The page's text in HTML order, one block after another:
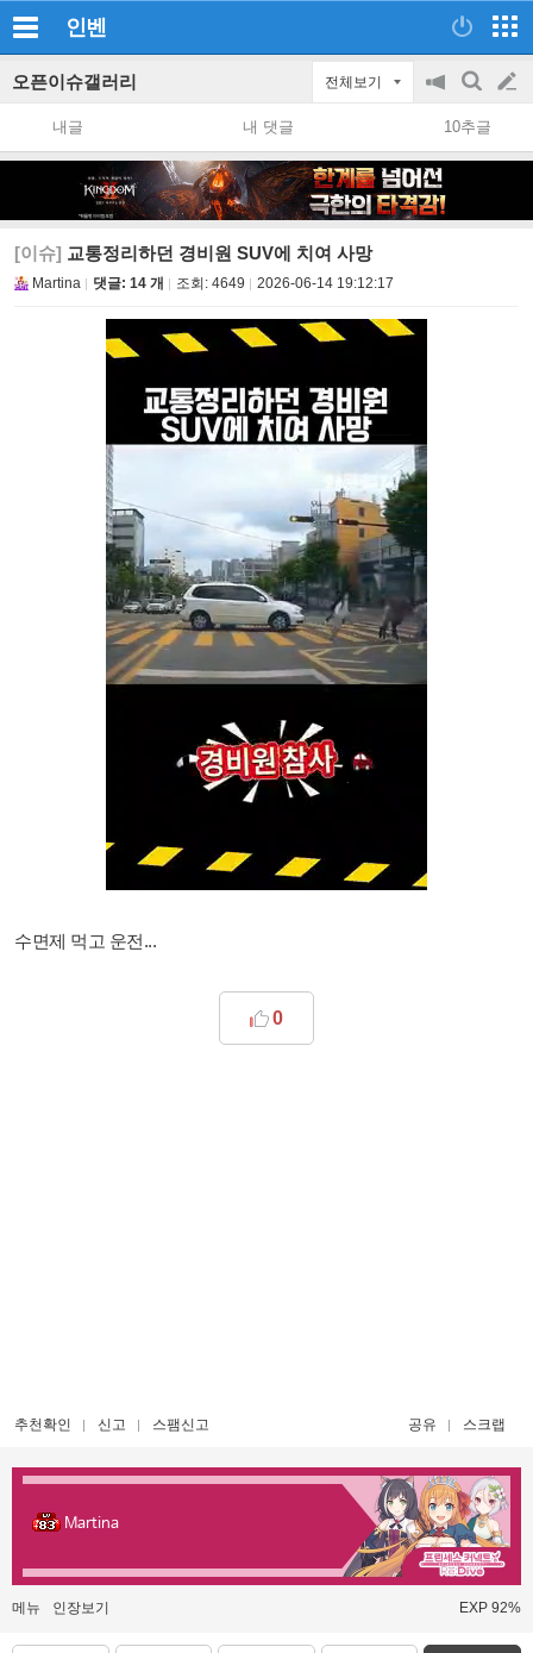
인벤
오픈이슈갤러리 전체보기
공
지
on/off
검
색
글
쓰
내글 내 댓글 10추글
[이슈] 교통정리하던 경비원 SUV에 치여 사망
Martina 댓글: 14 개 조회: 4649 2026-06-14 19:12:17
수면제 먹고 운전...
0
추천확인 신고 스팸신고 공유 스크랩
Martina
메뉴 인장보기 EXP 92%